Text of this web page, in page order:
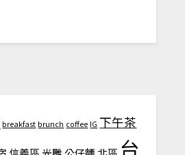
breakfast brunch coffee IG 下午茶
台